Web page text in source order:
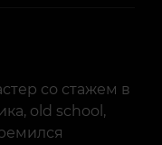
со стажем в
old school,